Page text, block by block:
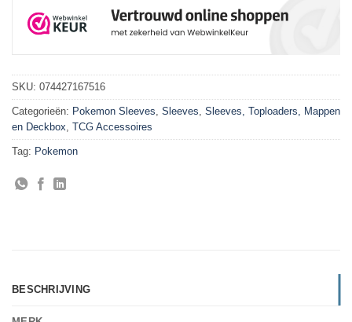
SKU: 074427167516
Categorieën: Pokemon Sleeves, Sleeves, Sleeves, Toploaders, Mappen
en Deckbox, TCG Accessoires
Tag: Pokemon
BESCHRIJVING